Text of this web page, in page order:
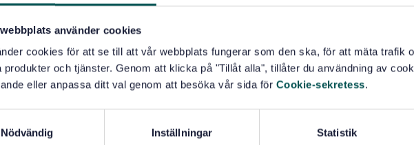
använder cookies
cookies för att se till att vår webbplats fungerar som den ska, för att mäta trafik
produkter och tjänster. Genom att klicka på "Tillåt alla", tillåter du användning av
eller anpassa ditt val genom att besöka vår sida för Cookie-sekretess.
Nödvändig Inställningar Statistik